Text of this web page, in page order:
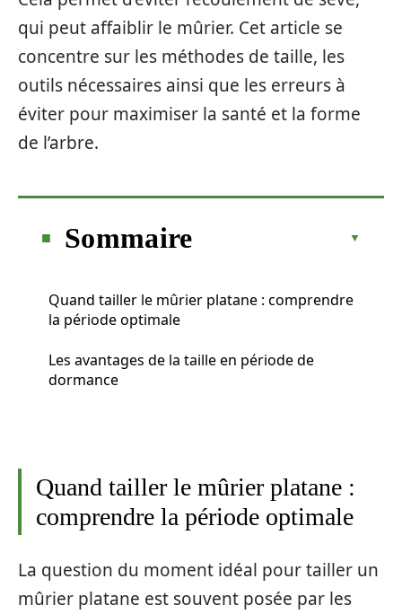
qui peut affaiblir le mûrier. Cet article se
concentre sur les méthodes de taille, les
outils nécessaires ainsi que les erreurs à
éviter pour maximiser la santé et la forme
de l’arbre.
Sommaire
Quand tailler le mûrier platane : comprendre
la période optimale
Les avantages de la taille en période de
dormance
Quand tailler le mûrier platane :
comprendre la période optimale
La question du moment idéal pour tailler un
mûrier platane est souvent posée par les